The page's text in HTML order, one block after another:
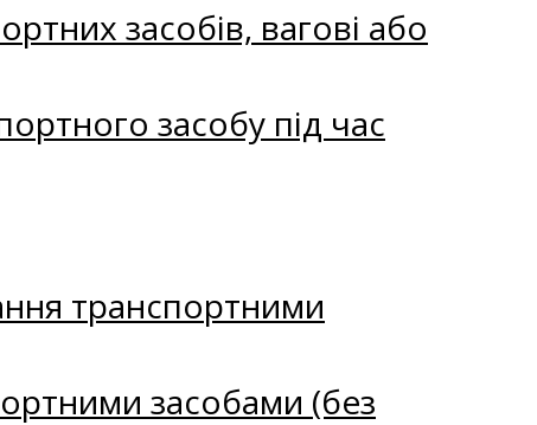
засобів, вагові або
засобу під час
транспортними
засобами (без